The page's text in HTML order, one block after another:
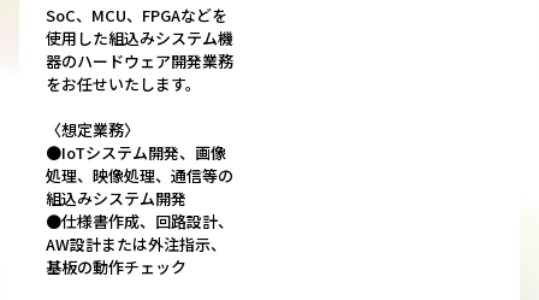
SoC、MCU、FPGAなどを
使用した組込みシステム機
器のハードウェア開発業務
をお任せいたします。
〈想定業務〉
●IoTシステム開発、画像
処理、映像処理、通信等の
組込みシステム開発
●仕様書作成、回路設計、
AW設計または外注指示、
基板の動作チェック